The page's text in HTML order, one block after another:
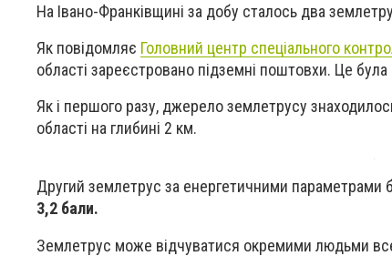
На Івано-Франківщині за добу сталось два
Як повідомляє Головний центр спеціального
області зареєстровано підземні поштовхи. Це
Як і першого разу, джерело землетрусу
області на глибині 2 км.
Другий землетрус за енергетичними
3,2 бали.
Землетрус може відчуватися окремими людьми